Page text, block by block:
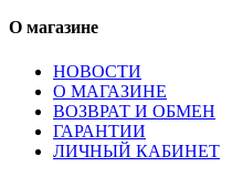
О магазине
НОВОСТИ
О МАГАЗИНЕ
ВОЗВРАТ И ОБМЕН
ГАРАНТИИ
ЛИЧНЫЙ КАБИНЕТ